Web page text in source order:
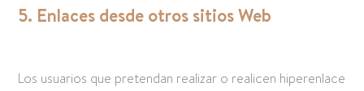
5. Enlaces desde otros sitios Web
Los usuarios que pretendan realizar o realicen hiperenlace